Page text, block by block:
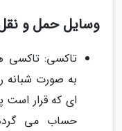
وسایل حمل و نقل
تاکسی: تاکسی
به صورت شبانه
ای که قرار است
حساب می